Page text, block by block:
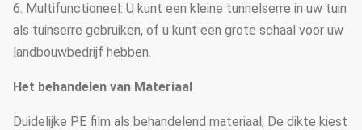
6. Multifunctioneel: U kunt een kleine tunnelserre in uw tuin
als tuinserre gebruiken, of u kunt een grote schaal voor uw
landbouwbedrijf hebben.
Het behandelen van Materiaal
Duidelijke PE film als behandelend materiaal; De dikte kiest